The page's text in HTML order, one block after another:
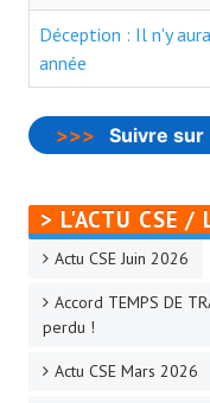
- - Slidehow La
- Accords d'Entreprise
- Vos Droits
Recherche avancée
NEWSLET'IN
S'inscrire à la
LA TEAM
Déception : Il n'y
année
>>> Suivre sur
> L'ACTU CSE /
Actu CSE Juin 2026
Accord TEMPS DE
perdu !
Actu CSE Mars 2026